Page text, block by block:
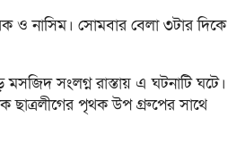
ও নাসিম। সোমবার বেলা ৩টার দিকে
মসজিদ সংলগ্ন রাস্তায় এ ঘটনাটি ঘটে।
ছাত্রলীগের পৃথক উপ গ্রুপের সাথে